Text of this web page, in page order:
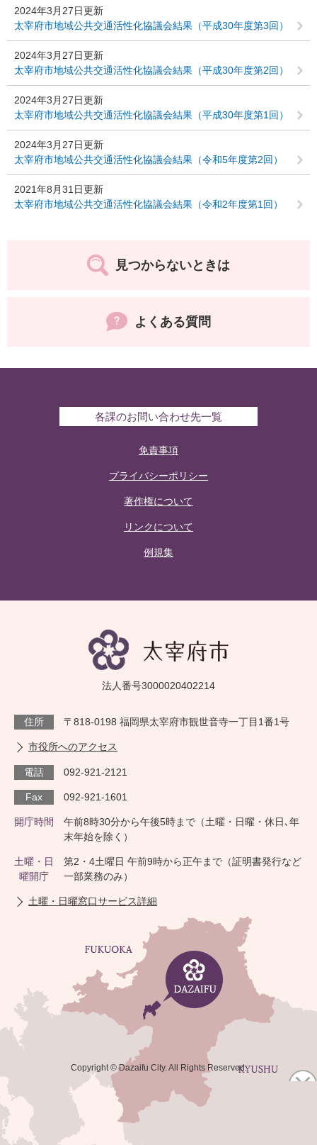
2024年3月27日更新
太宰府市地域公共交通活性化協議会結果（平成30年度第3回）
2024年3月27日更新
太宰府市地域公共交通活性化協議会結果（平成30年度第2回）
2024年3月27日更新
太宰府市地域公共交通活性化協議会結果（平成30年度第1回）
2024年3月27日更新
太宰府市地域公共交通活性化協議会結果（令和5年度第2回）
2021年8月31日更新
太宰府市地域公共交通活性化協議会結果（令和2年度第1回）
見つからないときは
よくある質問
各課のお問い合わせ先一覧
免責事項
プライバシーポリシー
著作権について
リンクについて
例規集
法人番号3000020402214
住所 〒818-0198 福岡県太宰府市観世音寺一丁目1番1号
市役所へのアクセス
電話 092-921-2121
Fax 092-921-1601
開庁時間
午前8時30分から午後5時まで（土曜・日曜・休日､年
末年始を除く）
土曜・日
曜開庁
第2・4土曜日 午前9時から正午まで（証明書発行など
一部業務のみ）
土曜・日曜窓口サービス詳細
Copyright © Dazaifu City. All Rights Reserved.